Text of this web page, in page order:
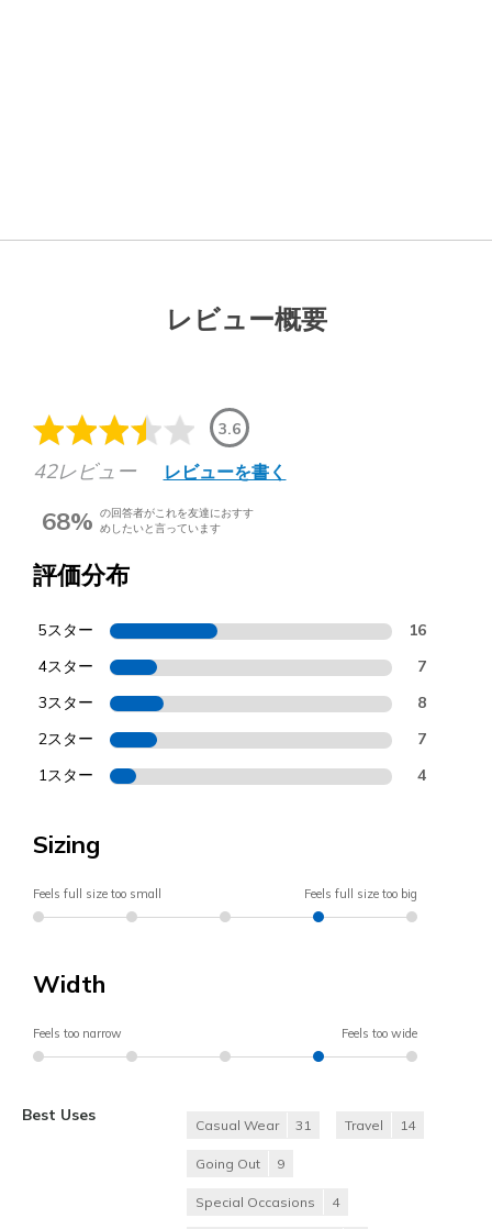
レビュー概要
3.6
42レビュー レビューを書く
68% の回答者がこれを友達におすす
めしたいと言っています
評価分布
5スター 16
4スター 7
3スター 8
2スター 7
1スター 4
Sizing
Feels full size too small Feels full size too big
Width
Feels too narrow Feels too wide
Best Uses
Casual Wear 31 Travel 14
Going Out 9
Special Occasions 4